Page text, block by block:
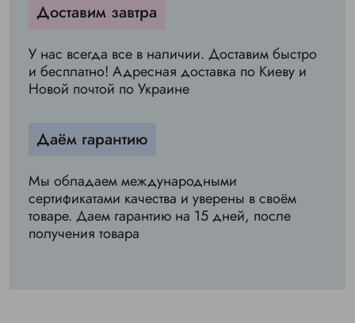
Доставим завтра
У нас всегда все в наличии. Доставим быстро
и бесплатно! Адресная доставка по Киеву и
Новой почтой по Украине
Даём гарантию
Мы обладаем международными
сертификатами качества и уверены в своём
товаре. Даем гарантию на 15 дней, после
получения товара